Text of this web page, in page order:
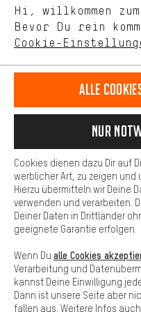
Deutsch
DE
VERTRAG WIDERRUFEN
Datenschutz
Hinweisgebersystem
Cookie-
Alle Preise verstehen
Versandkosten
Hi, willkommen
Bevor Du rein
Cookie-
selbst Einfluss auf die
unseres Shop-Angebots.
Dein Shopping-Erlebnis
stellen wir
können wir dir weitere
Verfügung stellen.
Services zu nutzen, die
finden. Beispielsweise
Fragen schnell und
Basis
Basis-Cookies
grundsätzlich nutzen
Alle
Nur
Cookies dienen dazu Dir auf
werblicher Art, zu zeigen und
Hierzu übermitteln wir Deine
verwenden und verarbeiten.
Deiner Daten in Drittländer
geeignete Garantie erfolgen.
Wenn Du alle Cookies
Verarbeitung und
kannst Deine Einwilligung
Dann ist unsere Seite aber
fallen aus. Weitere Infos